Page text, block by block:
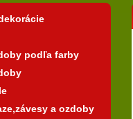
podľa farby
a ozdoby